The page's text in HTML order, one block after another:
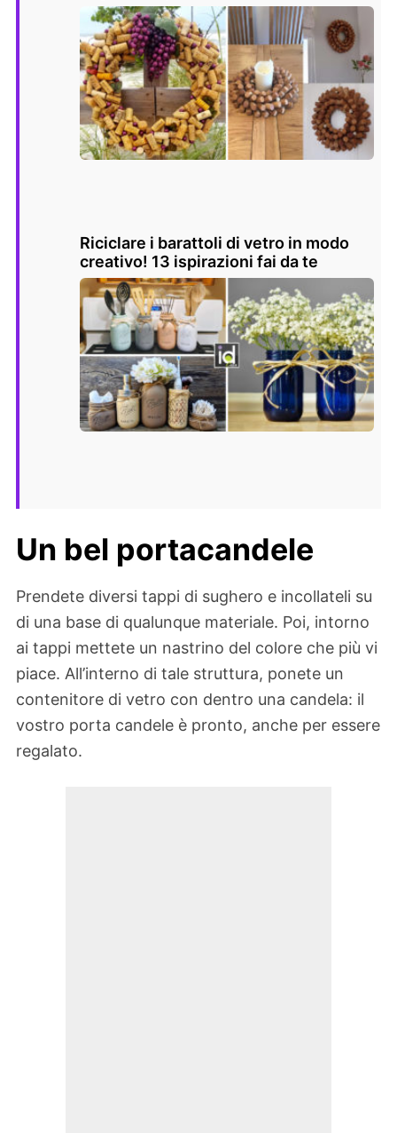
Riciclare i barattoli di vetro in modo
creativo! 13 ispirazioni fai da te
Un bel portacandele
Prendete diversi tappi di sughero e incollateli su
di una base di qualunque materiale. Poi, intorno
ai tappi mettete un nastrino del colore che più vi
piace. All’interno di tale struttura, ponete un
contenitore di vetro con dentro una candela: il
vostro porta candele è pronto, anche per essere
regalato.